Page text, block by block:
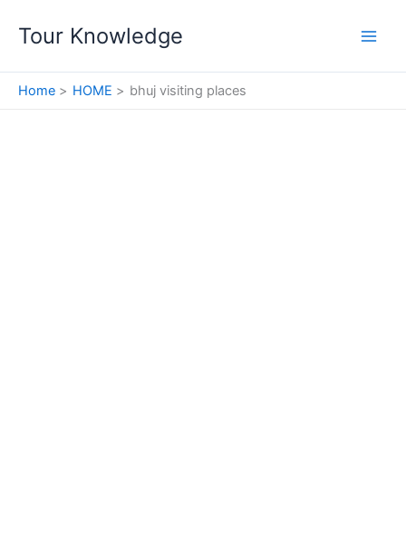
Tour Knowledge
Home HOME bhuj visiting places